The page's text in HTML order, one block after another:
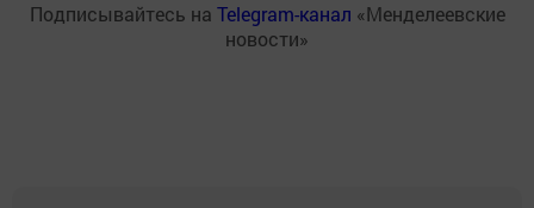
Подписывайтесь на Telegram-канал «Менделеевские
новости»